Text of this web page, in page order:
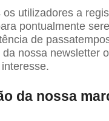
os utilizadores a
pontualmente
de
da nossa newsletter
da nossa